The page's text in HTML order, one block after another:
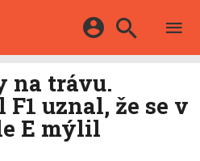
Google
na trávu.
uznal, že se v
E mýlil